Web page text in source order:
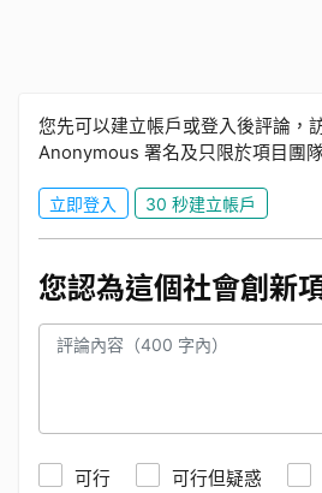
您先可以建立帳戶或登入後評論，
Anonymous 署名及只限於項目團
立即登入 30 秒建立帳戶
您認為這個社會創新
可行 可行但疑惑